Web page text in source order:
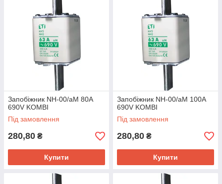
Запобіжник NH-00/aM 80A
690V KOMBI
Під замовлення
280,80 ₴
Купити
Запобіжник NH-00/aM 100A
690V KOMBI
Під замовлення
280,80 ₴
Купити